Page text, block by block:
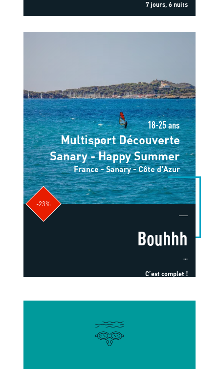
7 jours, 6 nuits
18-25 ans
Multisport Découverte
Sanary - Happy Summer
France - Sanary - Côte d'Azur
-23%
Bouhhh
...
C’est complet !